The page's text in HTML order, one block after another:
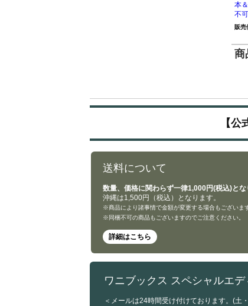
本
不可
販売
商
【
送料について
数量、価格に関わらず一律1,000円(税込)とな
沖縄は1,500円（税込）となります。
※商品により諸事情で金額が変更する場合もございま
※同梱不可の商品もございますのでご注意ください。
詳細はこちら
ワニブックス スペシャルエ
＜メールは24時間受け付けております。(土